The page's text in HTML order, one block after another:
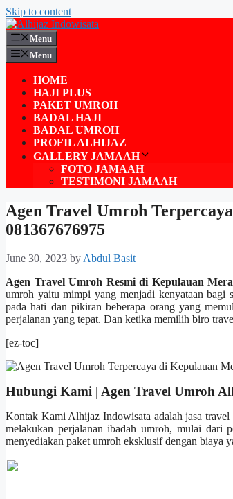
Skip to content
Menu
Menu
HOME
HAJI PLUS
PAKET UMROH
BADAL HAJI
BADAL UMROH
PROFIL ALHIJAZ
GALLERY JAMAAH
FOTO JAMAAH
TESTIMONI JAMAAH
Agen Travel Umroh
081367676975
June 30, 2023 byAbdul Basit
Agen Travel Umroh Resmi di Kepulauan
umroh yaitu mimpi yang menjadi kenyataan bagi
pada hati dan pikiran beberapa orang yang
perjalanan yang tepat. Dan ketika memilih biro
[ez-toc]
Hubungi Kami | Agen Travel Umroh
Kontak Kami Alhijaz Indowisata adalah jasa
melakukan perjalanan ibadah umroh, mulai dari
menyediakan paket umroh eksklusif dengan biaya